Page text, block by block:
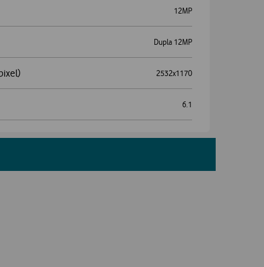
12MP
Dupla 12MP
2532x1170
6.1